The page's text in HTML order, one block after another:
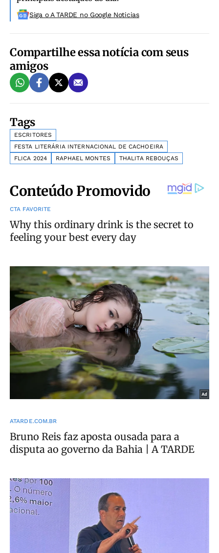
Siga o A TARDE no Google Noticias
Compartilhe essa notícia com seus
amigos
Tags
ESCRITORES
FESTA LITERÁRIA INTERNACIONAL DE CACHOEIRA
FLICA 2024
RAPHAEL MONTES THALITA REBOUÇAS